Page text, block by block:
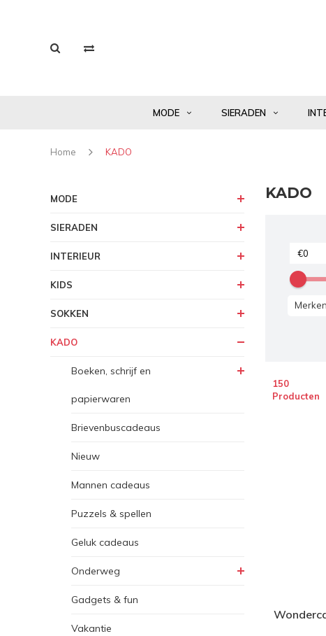
MODE SIERADEN
Home KADO
MODE
SIERADEN
INTERIEUR
KIDS
SOKKEN
KADO
Boeken, schrijf en
papierwaren
Brievenbuscadeaus
Nieuw
Mannen cadeaus
Puzzels & spellen
Geluk cadeaus
Onderweg
Gadgets & fun
Vakantie
KADO
Merken
150
Producten